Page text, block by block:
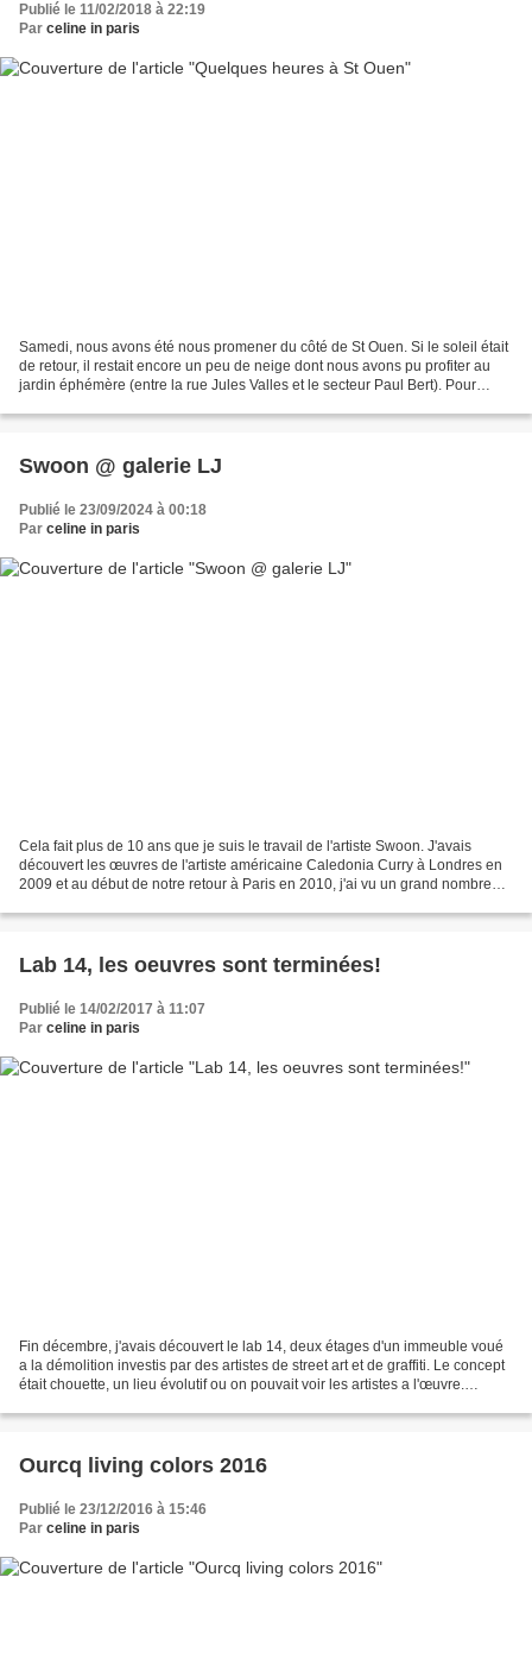
Publié le 11/02/2018 à 22:19
Par celine in paris
Samedi, nous avons été nous promener du côté de St Ouen. Si le soleil était
de retour, il restait encore un peu de neige dont nous avons pu profiter au
jardin éphémère (entre la rue Jules Valles et le secteur Paul Bert). Pour
Swoon @ galerie LJ
Publié le 23/09/2024 à 00:18
Par celine in paris
Cela fait plus de 10 ans que je suis le travail de l'artiste Swoon. J'avais
découvert les œuvres de l'artiste américaine Caledonia Curry à Londres en
2009 et au début de notre retour à Paris en 2010, j'ai vu un grand nombre
Lab 14, les oeuvres sont terminées!
Publié le 14/02/2017 à 11:07
Par celine in paris
Fin décembre, j'avais découvert le lab 14, deux étages d'un immeuble voué
a la démolition investis par des artistes de street art et de graffiti. Le concept
était chouette, un lieu évolutif ou on pouvait voir les artistes a l'œuvre.
Ourcq living colors 2016
Publié le 23/12/2016 à 15:46
Par celine in paris